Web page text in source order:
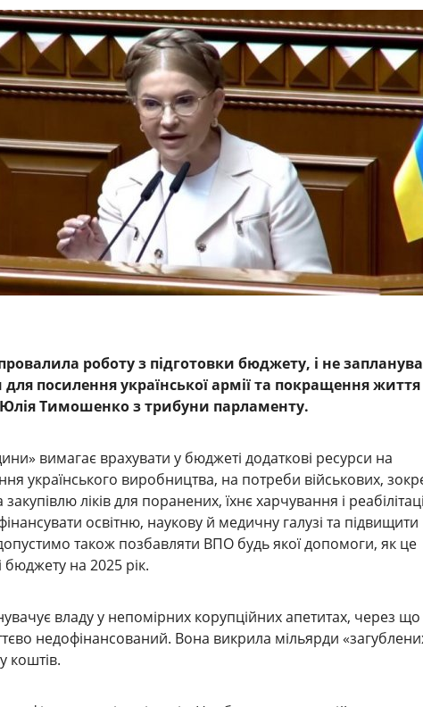
роботу з підготовки бюджету, і не
для посилення української армії та покращення життя
Тимошенко з трибуни парламенту.
вимагає врахувати у бюджеті додаткові ресурси на
українського виробництва, на потреби військових,
ліків для поранених, їхнє харчування і
освітню, наукову й медичну галузі та підвищити
також позбавляти ВПО будь якої допомоги, як це
на 2025 рік.
владу у непомірних корупційних апетитах, через що
недофінансований. Вона викрила мільярди
коштів.